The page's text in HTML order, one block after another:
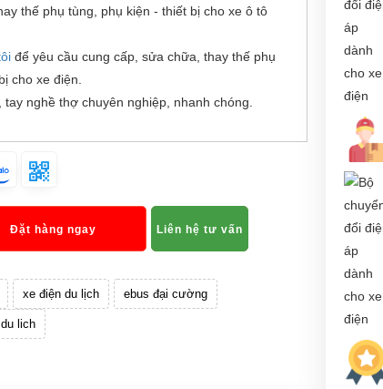
thế phụ tùng, phụ kiện - thiết bị cho xe ô tô
để yêu cầu cung cấp, sửa chữa, thay thế phụ
cho xe điện.
nghề thợ chuyên nghiệp, nhanh chóng.
Đặt hàng ngay Liên hệ tư vấn
xe điện du lịch ebus đại cường
lich